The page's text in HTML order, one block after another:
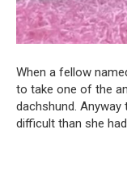
When a fellow
to take one of the
dachshund.
difficult than she